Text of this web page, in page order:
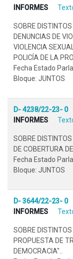
INFORMES
SOBRE
DENUNCIAS DE
VIOLENCIA
POLICÍA DE LA
Fecha Estado
Bloque: JUNTOS
D- 4238/22-23- 0
INFORMES
SOBRE
DE COBERTURA
Fecha Estado
Bloque: JUNTOS
D- 3644/22-23- 0
INFORMES
SOBRE
PROPUESTA DE
DEMOCRACIA"..